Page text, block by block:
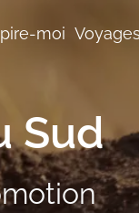
moi
Sud